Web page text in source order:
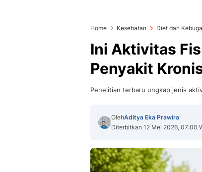
Home Kesehatan Diet dan
Ini Aktivitas
Penyakit
Penelitian terbaru ungkap jenis
OlehAditya Eka Prawira
Diterbitkan 12 Mei 2026, 07:00